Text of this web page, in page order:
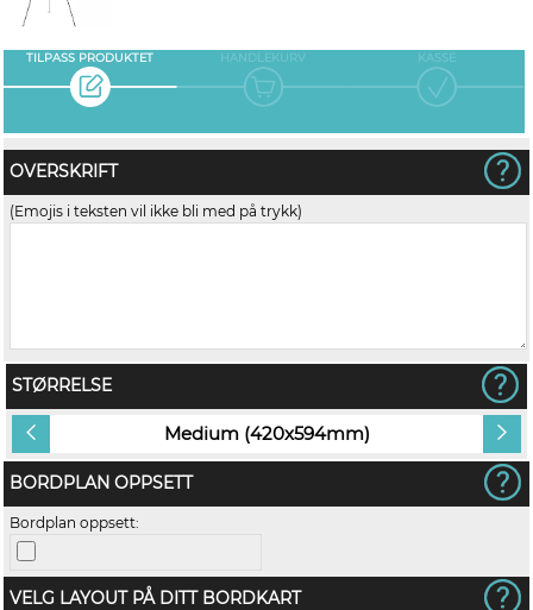
TILPASS PRODUKTET HANDLEKURV KASSE
OVERSKRIFT
(Emojis i teksten vil ikke bli med på trykk)
STØRRELSE
Medium (420x594mm)
BORDPLAN OPPSETT
Bordplan oppsett:
VELG LAYOUT PÅ DITT BORDKART